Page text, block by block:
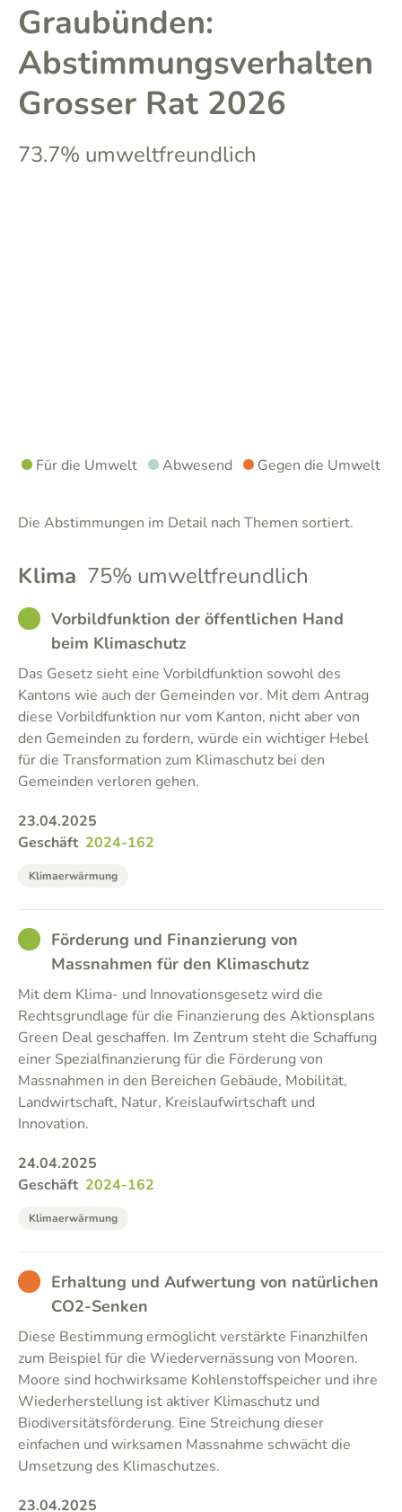
Graubünden:
Abstimmungsverhalten
Grosser Rat 2026
73.7% umweltfreundlich
Für die Umwelt Abwesend Gegen die Umwelt
Die Abstimmungen im Detail nach Themen sortiert.
Klima 75% umweltfreundlich
GOODVorbildfunktion der öffentlichen Hand
beim Klimaschutz
Das Gesetz sieht eine Vorbildfunktion sowohl des
Kantons wie auch der Gemeinden vor. Mit dem Antrag
diese Vorbildfunktion nur vom Kanton, nicht aber von
den Gemeinden zu fordern, würde ein wichtiger Hebel
für die Transformation zum Klimaschutz bei den
Gemeinden verloren gehen.
23.04.2025
Geschäft 2024-162
Klimaerwärmung
GOODFörderung und Finanzierung von
Massnahmen für den Klimaschutz
Mit dem Klima- und Innovationsgesetz wird die
Rechtsgrundlage für die Finanzierung des Aktionsplans
Green Deal geschaffen. Im Zentrum steht die Schaffung
einer Spezialfinanzierung für die Förderung von
Massnahmen in den Bereichen Gebäude, Mobilität,
Landwirtschaft, Natur, Kreislaufwirtschaft und
Innovation.
24.04.2025
Geschäft 2024-162
Klimaerwärmung
BAD Erhaltung und Aufwertung von natürlichen
CO2-Senken
Diese Bestimmung ermöglicht verstärkte Finanzhilfen
zum Beispiel für die Wiedervernässung von Mooren.
Moore sind hochwirksame Kohlenstoffspeicher und ihre
Wiederherstellung ist aktiver Klimaschutz und
Biodiversitätsförderung. Eine Streichung dieser
einfachen und wirksamen Massnahme schwächt die
Umsetzung des Klimaschutzes.
23.04.2025